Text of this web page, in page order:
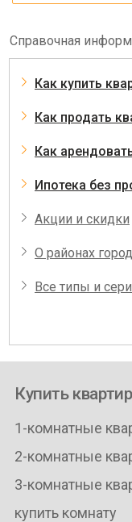
Справочная
Как купить
Как продать
Как
Ипотека без
Акции и скидки
О районах
Все типы и
Купить
1-комнатные
2-комнатные
3-комнатные
купить комнату